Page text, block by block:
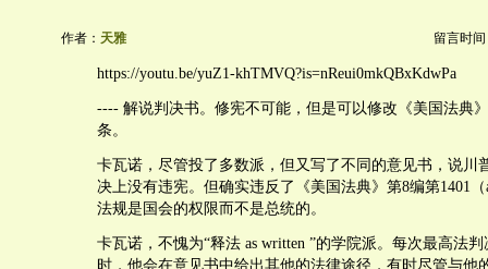
作者： 天雅 留言时间
https://youtu.be/yuZ1-khTMVQ?is=nReui0mkQBxKdwPa
---- 解说判决书。修宪不可能，但是可以修改《美国法典
条。
卡瓦诺，尽管投了多数派，但又写了不同的意见书，说川
决上没有违宪。但确实违反了《美国法典》第8编第1401
法规是国会的权限而不是总统的。
卡瓦诺，不愧为“释法 as written ”的学院派。每次最高法
时，他会在意见书中给出其他的法律途径，有时尽管与他